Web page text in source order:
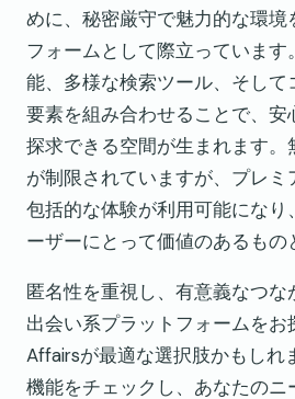
めに、秘密厳守で魅力的な環境
フォームとして際立っていま
能、多様な検索ツール、そし
要素を組み合わせることで、安
探求できる空間が生まれます
が制限されていますが、プレミ
包括的な体験が利用可能にな
ーザーにとって価値のあるもの
匿名性を重視し、有意義なつな
出会い系プラットフォームを
Affairsが最適な選択肢かもしれ
機能をチェックし、あなたのニ